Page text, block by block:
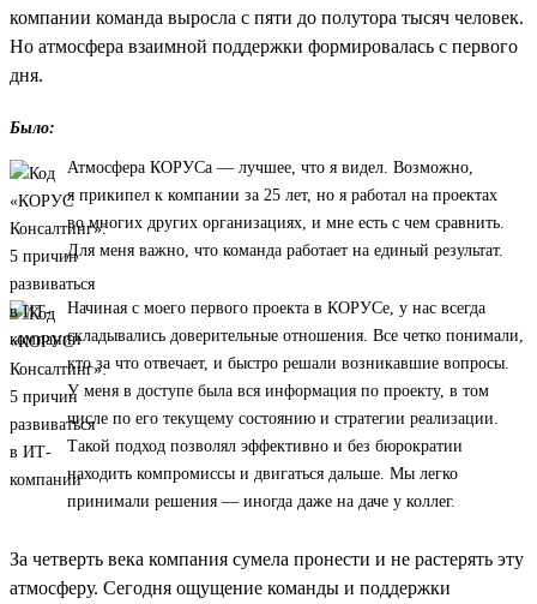
компании команда выросла с пяти до полутора тысяч человек.
Но атмосфера взаимной поддержки формировалась с первого
дня.
Было:
Атмосфера КОРУСа — лучшее, что я видел. Возможно,
я прикипел к компании за 25 лет, но я работал на проектах
во многих других организациях, и мне есть с чем сравнить.
Для меня важно, что команда работает на единый результат.
Начиная с моего первого проекта в КОРУСе, у нас всегда
складывались доверительные отношения. Все четко понимали,
кто за что отвечает, и быстро решали возникавшие вопросы.
У меня в доступе была вся информация по проекту, в том
числе по его текущему состоянию и стратегии реализации.
Такой подход позволял эффективно и без бюрократии
находить компромиссы и двигаться дальше. Мы легко
принимали решения — иногда даже на даче у коллег.
За четверть века компания сумела пронести и не растерять эту
атмосферу. Сегодня ощущение команды и поддержки